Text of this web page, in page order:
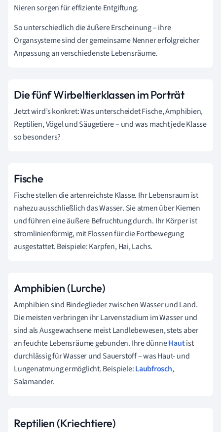
Nieren sorgen für effiziente Entgiftung.
So unterschiedlich die äußere Erscheinung – ihre
Organsysteme sind der gemeinsame Nenner erfolgreicher
Anpassung an verschiedenste Lebensräume.
Die fünf Wirbeltierklassen im Porträt
Jetzt wird’s konkret: Was unterscheidet Fische, Amphibien,
Reptilien, Vögel und Säugetiere – und was macht jede Klasse
so besonders?
Fische
Fische stellen die artenreichste Klasse. Ihr Lebensraum ist
nahezu ausschließlich das Wasser. Sie atmen über Kiemen
und führen eine äußere Befruchtung durch. Ihr Körper ist
stromlinienförmig, mit Flossen für die Fortbewegung
ausgestattet. Beispiele: Karpfen, Hai, Lachs.
Amphibien (Lurche)
Amphibien sind Bindeglieder zwischen Wasser und Land.
Die meisten verbringen ihr Larvenstadium im Wasser und
sind als Ausgewachsene meist Landlebewesen, stets aber
an feuchte Lebensräume gebunden. Ihre dünneHautist
durchlässig für Wasser und Sauerstoff – was Haut- und
Lungenatmung ermöglicht. Beispiele:Laubfrosch,
Salamander.
Reptilien (Kriechtiere)